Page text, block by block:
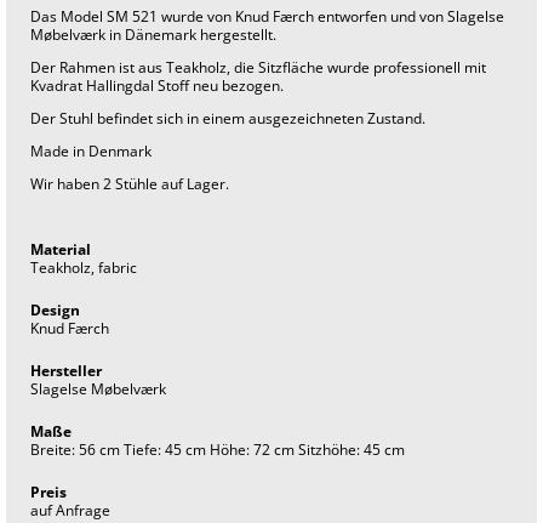
Das Model SM 521 wurde von Knud Færch entworfen und von Slagelse
Møbelværk in Dänemark hergestellt.
Der Rahmen ist aus Teakholz, die Sitzfläche wurde professionell mit
Kvadrat Hallingdal Stoff neu bezogen.
Der Stuhl befindet sich in einem ausgezeichneten Zustand.
Made in Denmark
Wir haben 2 Stühle auf Lager.
Material
Teakholz, fabric
Design
Knud Færch
Hersteller
Slagelse Møbelværk
Maße
Breite: 56 cm Tiefe: 45 cm Höhe: 72 cm Sitzhöhe: 45 cm
Preis
auf Anfrage